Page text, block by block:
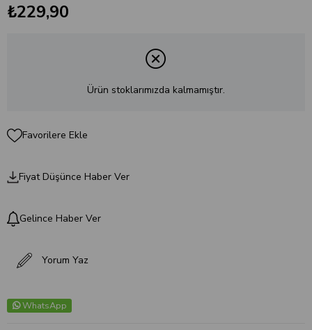
₺229,90
Ürün stoklarımızda kalmamıştır.
Favorilere Ekle
Fiyat Düşünce Haber Ver
Gelince Haber Ver
Yorum Yaz
WhatsApp